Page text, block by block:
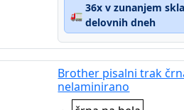
🚛
36x v zunanjem
delovnih dneh
Brother pisalni trak
nelaminirano
Eigenschaft: